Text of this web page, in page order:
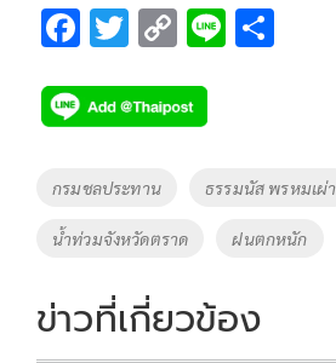
F
e
b
o
o
k
T
tt
er
C
p
y
Li
k
Li
Tags
กรมชลประทาน ธรรมนัส พรหมเผ่า
น้ำท่วมจังหวัดตราด ฝนตกหนัก
ข่าวที่เกี่ยวข้อง